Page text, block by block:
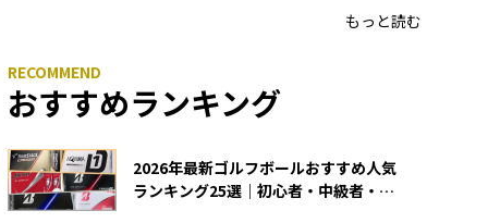
もっと読む
おすすめランキング
2026年最新ゴルフボールおすすめ人気
ランキング25選｜初心者・中級者・上